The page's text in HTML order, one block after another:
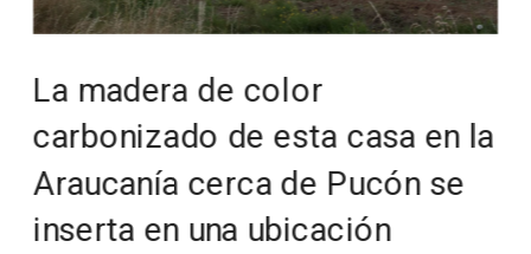
La madera de color
carbonizado de esta casa en la
Araucanía cerca de Pucón se
inserta en una ubicación